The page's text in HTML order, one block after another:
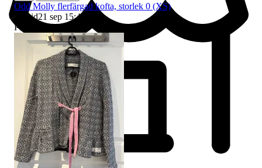
Odd Molly flerfärgad kofta, storlek 0 (XS)
Sluttid21 sep 15:43
Pris:
250 kr,Köp nu